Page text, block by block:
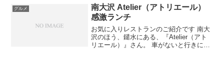
頃から、幼稚園の夏祭りも、地域の夏祭
りも楽しんで...
グルメ
南大沢 Atelier（アトリエール）
感激ランチ
お気に入りレストランのご紹介です 南大
沢のほう、鑓水にある、『Atelier（アト
リエール）』さん。 車がないと行きにく